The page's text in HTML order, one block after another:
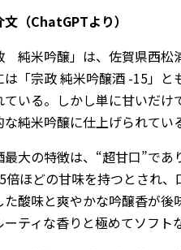
（ChatGPTより）
純米吟醸」は、佐賀県西松
は「宗政 純米吟醸酒 -15」
ている。しかし単に甘いだけ
純米吟醸に仕上げられてい
最大の特徴は、“超甘口”で
倍ほどの甘味を持つとされ
た酸味と爽やかな吟醸香が
ーティな香りと極めてソフト